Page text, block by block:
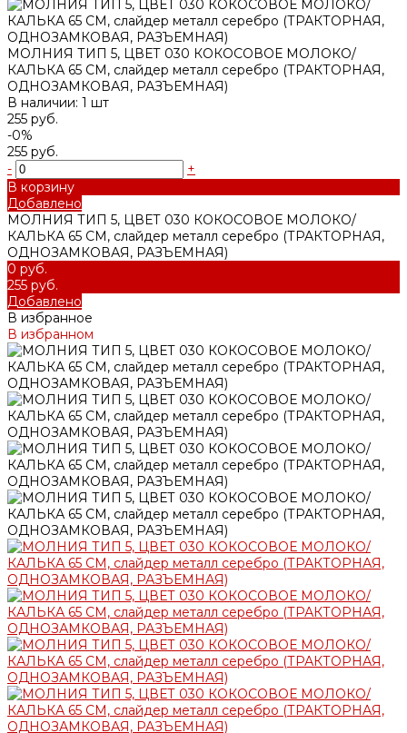
МОЛНИЯ ТИП 5, ЦВЕТ 030 КОКОСОВОЕ МОЛОКО/
КАЛЬКА 65 СМ, слайдер металл серебро (ТРАКТОРНАЯ,
ОДНОЗАМКОВАЯ, РАЗЪЕМНАЯ)
В наличии: 1 шт
255 руб.
-0%
255 руб.
-
+
В корзину
Добавлено
МОЛНИЯ ТИП 5, ЦВЕТ 030 КОКОСОВОЕ МОЛОКО/
КАЛЬКА 65 СМ, слайдер металл серебро (ТРАКТОРНАЯ,
ОДНОЗАМКОВАЯ, РАЗЪЕМНАЯ)
0 руб.
255 руб.
Добавлено
В избранное
В избранном